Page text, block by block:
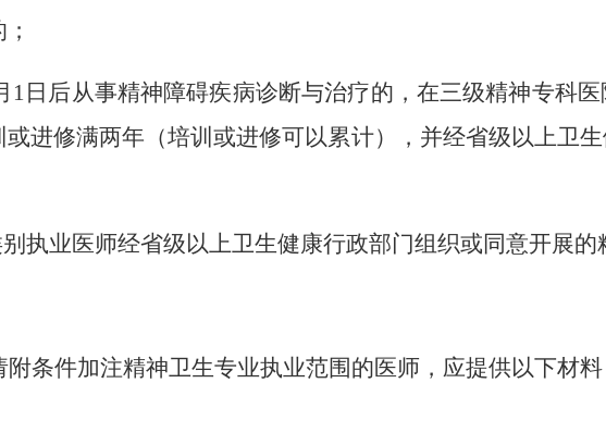
1 日后从事精神障碍疾病诊断与治疗的，在三级精神专科
进修满两年（培训或进修可以累计），并经省级以上卫
执业医师经省级以上卫生健康行政部门组织或同意开展
附条件加注精神卫生专业执业范围的医师，应提供以下材